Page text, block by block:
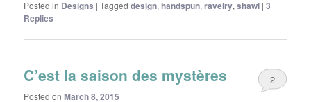
Posted in Designs |Tagged design,handspun,ravelry,shawl |3
Replies
C’est la saison des mystères
Posted onMarch 8, 2015
2